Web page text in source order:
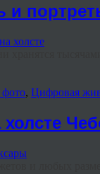
, Цифровая